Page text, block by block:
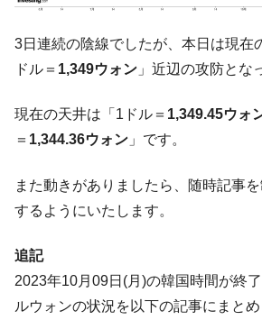
す」⇒「金を経由するドル入手」手段
『Money1』
韓国･外為取引量「1日
ル」まで拡大 ⇒ 海外資金の動きに強く
い「50.5％」に上昇
『Money1』
韓国大統領府ボンクラ
断
『Money1』
韓国･警察職員が「丸刈
『Money1』
国の過剰生産が世界を蝕む。
『Money1』
韓国製造業「半導体絶
3日連続の陰線でしたが、本日は現在
ドル＝ 1,349ウォン 」近辺の攻防とな
現在の天井は「1ドル＝ 1,349.45ウォ
＝ 1,344.36ウォン 」です。
また動きがありましたら、随時記事
するようにいたします。
追記
2023年10月09日(月)の韓国時間が終
ルウォンの状況を以下の記事にまと